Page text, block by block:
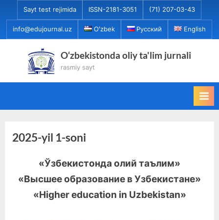
to
content
Sayt test rejimida ISSN-2181-3051 (71) 207-03-43
info@edujournal.uz Oʻzbek Русский English
O‘zbekistonda oliy ta'lim jurnali
rasmiy sayt
2025-yil 1-soni
«Ўзбекистонда олий таълим»
«Высшее образование в Узбекистане»
«Higher education in Uzbekistan»